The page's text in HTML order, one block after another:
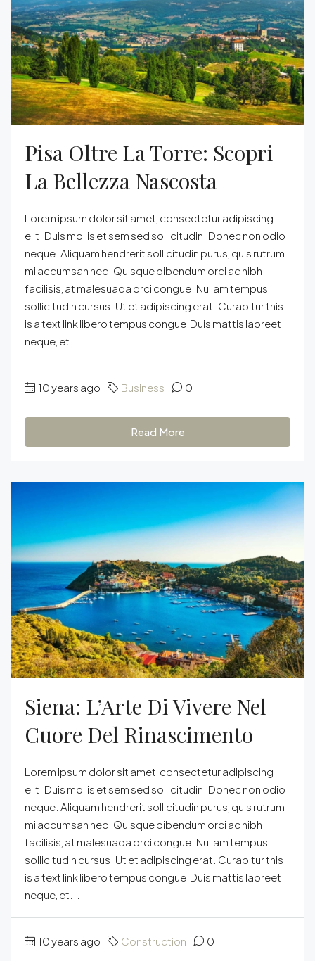
Pisa Oltre La Torre: Scopri
La Bellezza Nascosta
Lorem ipsum dolor sit amet, consectetur adipiscing
elit. Duis mollis et sem sed sollicitudin. Donec non odio
neque. Aliquam hendrerit sollicitudin purus, quis rutrum
mi accumsan nec. Quisque bibendum orci ac nibh
facilisis, at malesuada orci congue. Nullam tempus
sollicitudin cursus. Ut et adipiscing erat. Curabitur this
is a text link libero tempus congue.Duis mattis laoreet
neque, et...
10 years ago Business 0
Read More
Siena: L’Arte Di Vivere Nel
Cuore Del Rinascimento
Lorem ipsum dolor sit amet, consectetur adipiscing
elit. Duis mollis et sem sed sollicitudin. Donec non odio
neque. Aliquam hendrerit sollicitudin purus, quis rutrum
mi accumsan nec. Quisque bibendum orci ac nibh
facilisis, at malesuada orci congue. Nullam tempus
sollicitudin cursus. Ut et adipiscing erat. Curabitur this
is a text link libero tempus congue.Duis mattis laoreet
neque, et...
10 years ago Construction 0